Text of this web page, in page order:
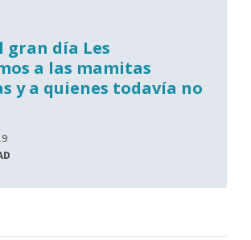
gran día Les
a las mamitas
y a quienes todavía no